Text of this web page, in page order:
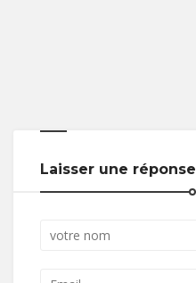
Laisser une réponse